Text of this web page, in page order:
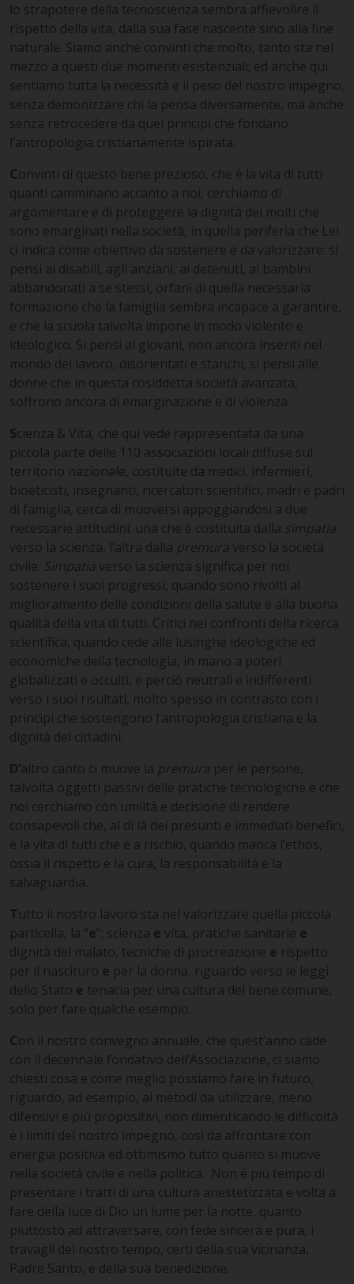
lo strapotere della tecnoscienza sembra affievolire il
rispetto della vita, dalla sua fase nascente sino alla fine
naturale. Siamo anche convinti che molto, tanto sta nel
mezzo a questi due momenti esistenziali; ed anche qui
sentiamo tutta la necessità e il peso del nostro impegno,
senza demonizzare chi la pensa diversamente, ma anche
senza retrocedere da quei principi che fondano
l’antropologia cristianamente ispirata.
Convinti di questo bene prezioso, che è la vita di tutti
quanti camminano accanto a noi, cerchiamo di
argomentare e di proteggere la dignità dei molti che
sono emarginati nella società, in quella periferia che Lei
ci indica come obiettivo da sostenere e da valorizzare: si
pensi ai disabili, agli anziani, ai detenuti, ai bambini
abbandonati a se stessi, orfani di quella necessaria
formazione che la famiglia sembra incapace a garantire,
e che la scuola talvolta impone in modo violento e
ideologico. Si pensi ai giovani, non ancora inseriti nel
mondo del lavoro, disorientati e stanchi, si pensi alle
donne che in questa cosiddetta società avanzata,
soffrono ancora di emarginazione e di violenza.
Scienza & Vita, che qui vede rappresentata da una
piccola parte delle 110 associazioni locali diffuse sul
territorio nazionale, costituite da medici, infermieri,
bioeticisti, insegnanti, ricercatori scientifici, madri e padri
di famiglia, cerca di muoversi appoggiandosi a due
necessarie attitudini: una che è costituita dalla simpatia
verso la scienza, l’altra dalla premura verso la società
civile. Simpatia verso la scienza significa per noi
sostenere i suoi progressi, quando sono rivolti al
miglioramento delle condizioni della salute e alla buona
qualità della vita di tutti. Critici nei confronti della ricerca
scientifica, quando cede alle lusinghe ideologiche ed
economiche della tecnologia, in mano a poteri
globalizzati e occulti, e perciò neutrali e indifferenti
verso i suoi risultati, molto spesso in contrasto con i
principi che sostengono l’antropologia cristiana e la
dignità dei cittadini.
D’altro canto ci muove la premura per le persone,
talvolta oggetti passivi delle pratiche tecnologiche e che
noi cerchiamo con umiltà e decisione di rendere
consapevoli che, al di là dei presunti e immediati benefici,
è la vita di tutti che è a rischio, quando manca l’ethos,
ossia il rispetto e la cura, la responsabilità e la
salvaguardia.
Tutto il nostro lavoro sta nel valorizzare quella piccola
particella, la “e”: scienza e vita, pratiche sanitarie e
dignità del malato, tecniche di procreazione e rispetto
per il nascituro e per la donna, riguardo verso le leggi
dello Stato e tenacia per una cultura del bene comune,
solo per fare qualche esempio.
Con il nostro convegno annuale, che quest’anno cade
con il decennale fondativo dell’Associazione, ci siamo
chiesti cosa e come meglio possiamo fare in futuro,
riguardo, ad esempio, ai metodi da utilizzare, meno
difensivi e più propositivi, non dimenticando le difficoltà
e i limiti del nostro impegno, così da affrontare con
energia positiva ed ottimismo tutto quanto si muove
nella società civile e nella politica. Non è più tempo di
presentare i tratti di una cultura anestetizzata e volta a
fare della luce di Dio un lume per la notte, quanto
piuttosto ad attraversare, con fede sincera e pura, i
travagli del nostro tempo, certi della sua vicinanza,
Padre Santo, e della sua benedizione.